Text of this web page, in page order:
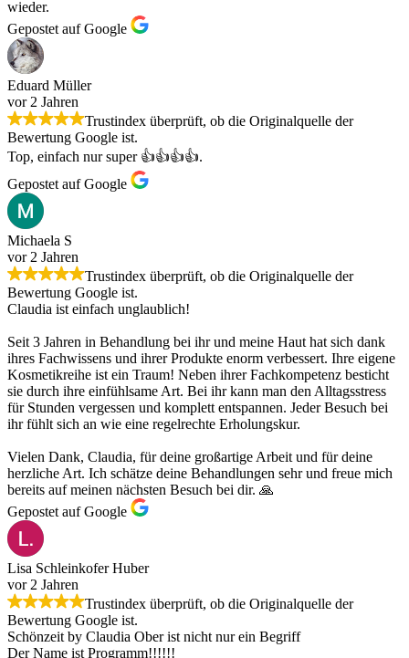
wieder.
Gepostet auf Google
Eduard Müller
vor 2 Jahren
Trustindex überprüft, ob die Originalquelle der
Bewertung Google ist.
Top, einfach nur super 👍👍👍👍.
Gepostet auf Google
Michaela S
vor 2 Jahren
Trustindex überprüft, ob die Originalquelle der
Bewertung Google ist.
Claudia ist einfach unglaublich!
Seit 3 Jahren in Behandlung bei ihr und meine Haut hat sich dank
ihres Fachwissens und ihrer Produkte enorm verbessert. Ihre eigene
Kosmetikreihe ist ein Traum! Neben ihrer Fachkompetenz besticht
sie durch ihre einfühlsame Art. Bei ihr kann man den Alltagsstress
für Stunden vergessen und komplett entspannen. Jeder Besuch bei
ihr fühlt sich an wie eine regelrechte Erholungskur.
Vielen Dank, Claudia, für deine großartige Arbeit und für deine
herzliche Art. Ich schätze deine Behandlungen sehr und freue mich
bereits auf meinen nächsten Besuch bei dir. 🙏
Gepostet auf Google
Lisa Schleinkofer Huber
vor 2 Jahren
Trustindex überprüft, ob die Originalquelle der
Bewertung Google ist.
Schönzeit by Claudia Ober ist nicht nur ein Begriff
Der Name ist Programm!!!!!!